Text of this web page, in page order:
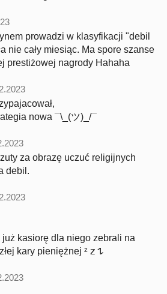
prowadzi w klasyfikacji "debil
nie cały miesiąc. Ma spore szanse
prestiżowej nagrody Hahaha
nowa ¯\_(ツ)_/¯
za obrazę uczuć religijnych
debil.
kasiorę dla niego zebrali na
poczet przyszłej kary pieniężnej ᶻ 𝗓 𐰁